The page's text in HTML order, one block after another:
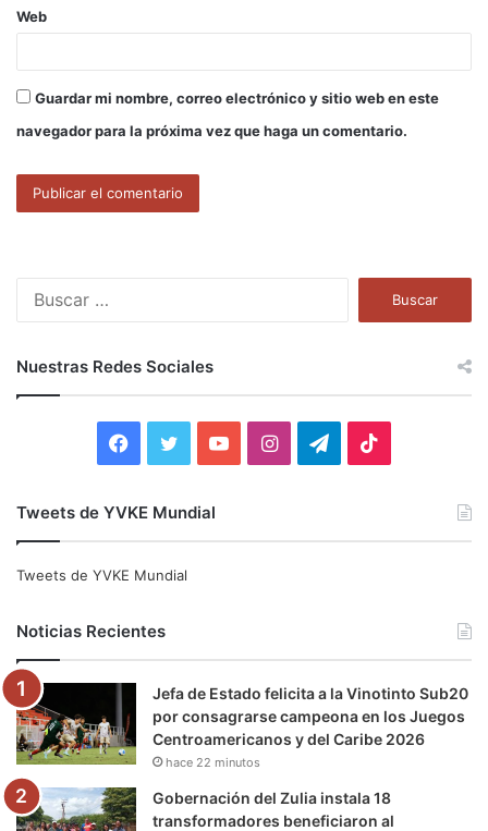
Web
Guardar mi nombre, correo electrónico y sitio web en este
navegador para la próxima vez que haga un comentario.
r
:
Nuestras Redes Sociales
e
o
k
t
e
r
b
e
I
g
r
a
m
r
a
m
k
Tweets de YVKE Mundial
Tweets de YVKE Mundial
Noticias Recientes
Jefa de Estado felicita a la Vinotinto Sub20
por consagrarse campeona en los Juegos
Centroamericanos y del Caribe 2026
hace 22 minutos
Gobernación del Zulia instala 18
transformadores beneficiaron al